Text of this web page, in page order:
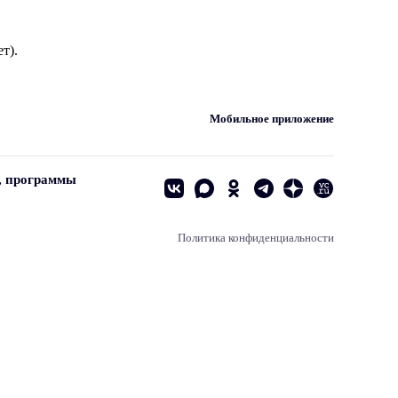
Мобильное приложение
программы
Политика конфиденциальности